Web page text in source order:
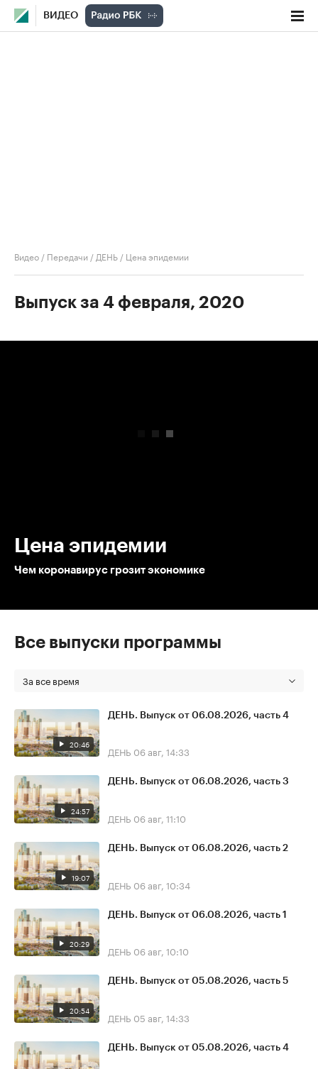
ВИДЕО
Видео / Передачи / ДЕНЬ / Цена эпидемии
Выпуск за 4 февраля, 2020
Цена эпидемии
Чем коронавирус грозит экономике
Все выпуски программы
За все время
20:46
ДЕНЬ. Выпуск от 06.08.2026, часть 4
ДЕНЬ 06 авг, 14:33
24:57
ДЕНЬ. Выпуск от 06.08.2026, часть 3
ДЕНЬ 06 авг, 11:10
19:07
ДЕНЬ. Выпуск от 06.08.2026, часть 2
ДЕНЬ 06 авг, 10:34
20:29
ДЕНЬ. Выпуск от 06.08.2026, часть 1
ДЕНЬ 06 авг, 10:10
20:54
ДЕНЬ. Выпуск от 05.08.2026, часть 5
ДЕНЬ 05 авг, 14:33
ДЕНЬ. Выпуск от 05.08.2026, часть 4